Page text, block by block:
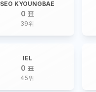
SEO KYOUNGBAE
0 표
39위
IEL
0 표
45위